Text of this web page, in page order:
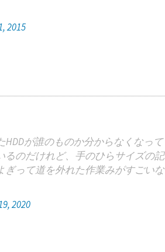
2015
が誰のものか分からなくなって
るのだけれど、手のひらサイズの記
って道を外れた作業みがすごいな
2020